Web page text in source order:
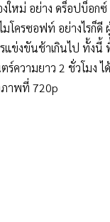
ใหม่ อย่าง ดร็อปบ็อกซ์
มโครซอฟท์ อย่างไรก็ดี
รแข่งขันช้าเกินไป ทั้ง
ความยาว 2 ชั่วโมง ไ
ภาพที่ 720p